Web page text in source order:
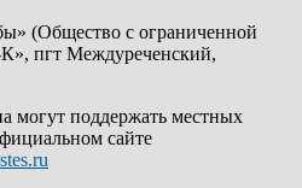
(Общество с ограниченной
пгт Междуреченский,
могут поддержать местных
сайте